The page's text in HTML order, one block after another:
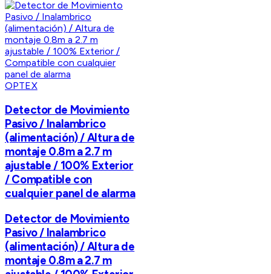
OPTEX
Detector de Movimiento
Pasivo / Inalambrico
(alimentación) / Altura de
montaje 0.8m a 2.7 m
ajustable / 100% Exterior
/ Compatible con
cualquier panel de alarma
Detector de Movimiento
Pasivo / Inalambrico
(alimentación) / Altura de
montaje 0.8m a 2.7 m